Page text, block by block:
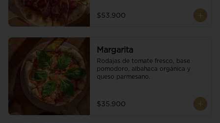
$53.900
Margarita
Rodajas de tomate fresco, base
pomodoro, albahaca orgánica y
queso parmesano.
$35.900